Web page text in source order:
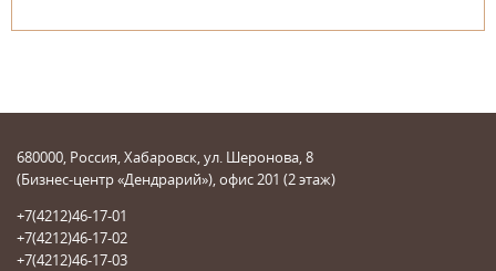
680000, Россия, Хабаровск, ул. Шеронова, 8
(Бизнес-центр «Дендрарий»), офис 201 (2 этаж)
+7(4212)46-17-01
+7(4212)46-17-02
+7(4212)46-17-03